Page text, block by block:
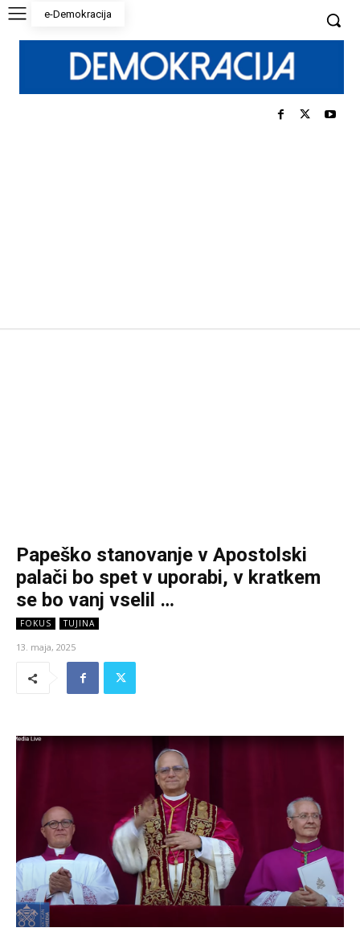
e-Demokracija
Papeško stanovanje v Apostolski
palači bo spet v uporabi, v kratkem
se bo vanj vselil …
FOKUS TUJINA
13. maja, 2025